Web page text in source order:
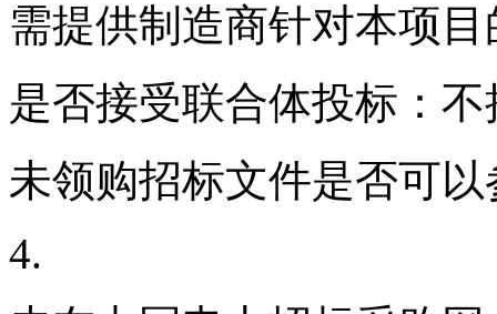
需提供制造商针对本项
是否接受联合体投标：不
未领购招标文件是否可
4.